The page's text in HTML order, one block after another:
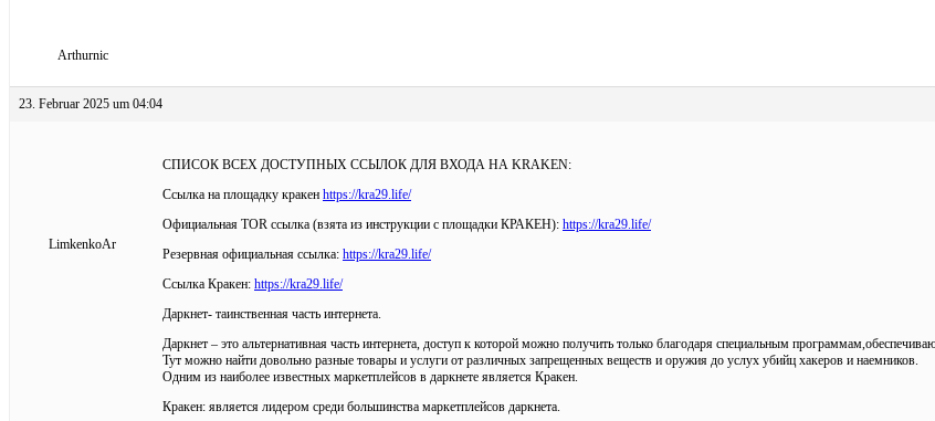
Arthurnic
23. Februar 2025 um 04:04
LimkenkoAr
СПИСОК ВСЕХ ДОСТУПНЫХ ССЫЛОК ДЛЯ ВХОДА НА KRAKEN:
Ссылка на площадку кракен https://kra29.life/
Официальная TOR ссылка (взята из инструкции с площадки КРАКЕН): https://kra29.life/
Резервная официальная ссылка: https://kra29.life/
Ссылка Кракен: https://kra29.life/
Даркнет- таинственная часть интернета.
Даркнет – это альтернативная часть интернета, доступ к которой можно получить только благодаря специальным
Тут можно найти довольно разные товары и услуги от различных запрещенных веществ и оружия до услух убийц хакеров и наемников.
Одним из наиболее известных маркетплейсов в даркнете является Кракен.
Кракен: является лидером среди большинства маркетплейсов даркнета.